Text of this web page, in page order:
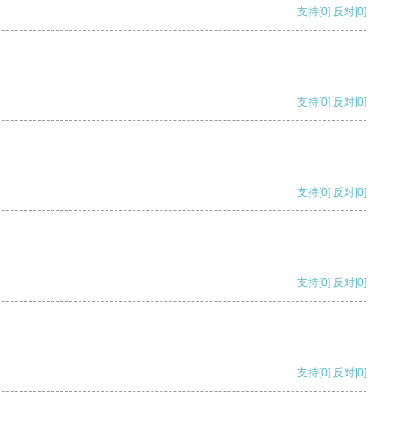
支持[0] 反对[0]
支持[0] 反对[0]
支持[0] 反对[0]
支持[0] 反对[0]
支持[0] 反对[0]